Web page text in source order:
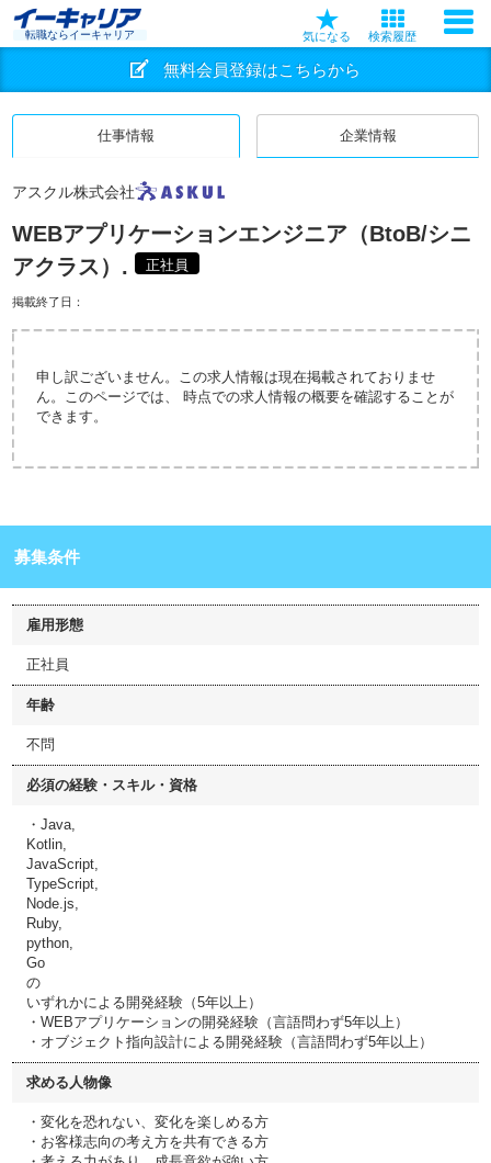
転職ならイーキャリア 気になる 検索履歴
無料会員登録はこちらから
仕事情報 企業情報
アスクル株式会社
WEBアプリケーションエンジニア（BtoB/シニ
アクラス）.
正社員
掲載終了日：
申し訳ございません。この求人情報は現在掲載されておりませ
ん。このページでは、 時点での求人情報の概要を確認することが
できます。
募集条件
雇用形態
正社員
年齢
不問
必須の経験・スキル・資格
・Java,
Kotlin,
JavaScript,
TypeScript,
Node.js,
Ruby,
python,
Go
の
いずれかによる開発経験（5年以上）
・WEBアプリケーションの開発経験（言語問わず5年以上）
・オブジェクト指向設計による開発経験（言語問わず5年以上）
求める人物像
・変化を恐れない、変化を楽しめる方
・お客様志向の考え方を共有できる方